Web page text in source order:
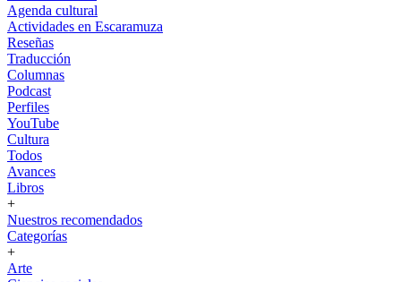
Agenda cultural
Actividades en Escaramuza
Reseñas
Traducción
Columnas
Podcast
Perfiles
YouTube
Cultura
Todos
Avances
Libros
+
Nuestros recomendados
Categorías
+
Arte